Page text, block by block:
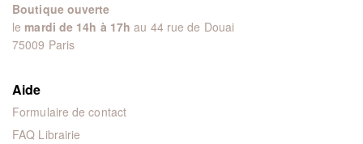
Boutique ouverte
le mardi de 14h à 17h au 44 rue de Douai
75009 Paris
Aide
Formulaire de contact
FAQ Librairie